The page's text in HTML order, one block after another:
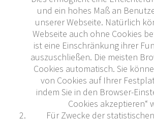
und ein hohes Maß an
unserer Webseite. Natürlich
Webseite auch ohne Cookies
ist eine Einschränkung ihrer
auszuschließen. Die meisten
Cookies automatisch. Sie
von Cookies auf Ihrer
indem Sie in den Browser-
Cookies akzeptieren“
Für Zwecke der